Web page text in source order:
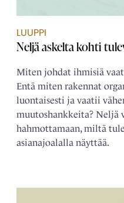
LUUPPI
Neljä askelta kohti
Miten johdat ihmisiä
Entä miten rakennat
luontaisesti ja vaatii
muutoshankkeita? Neljä
hahmottamaan, miltä
asianajoalalla näyttää.